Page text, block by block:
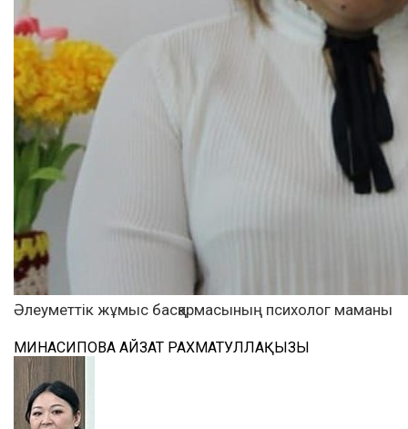
Әлеуметтік жұмыс басқармасының психолог маманы
МИНАСИПОВА АЙЗАТ РАХМАТУЛЛАҚЫЗЫ